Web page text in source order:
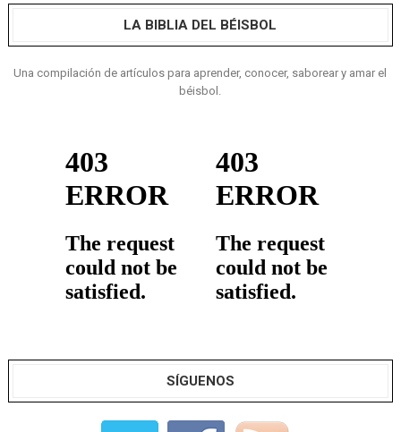
LA BIBLIA DEL BÉISBOL
Una compilación de artículos para aprender, conocer, saborear y amar el
béisbol.
SÍGUENOS